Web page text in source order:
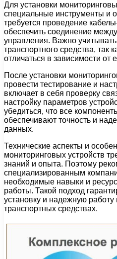
Для установки
специальные инструменты и
требуется проведение
обеспечить соединение
управления. Важно
транспортного средства, так
отличаться в зависимости от
После установки
провести тестирование и
включает в себя проверку
настройку параметров
убедиться, что все
обеспечивают точность и
данных.
Технические аспекты и
мониторинговых устройств
знаний и опыта. Поэтому
специализированным
необходимые навыки и
работы. Такой подход
установку и надежную
транспортных средствах.